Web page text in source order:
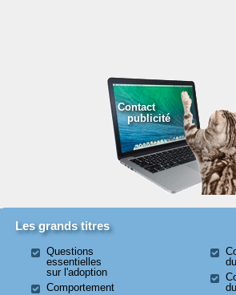
Contact
publicité
Les grands titres
Questions
essentielles
sur l'adoption
Comportement